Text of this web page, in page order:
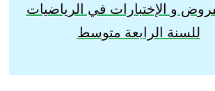
و الإختبارات في الرياضيات
للسنة الرابعة متوسط